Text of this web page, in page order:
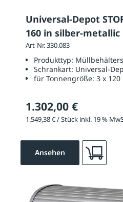
Universal-Depot
160 in silber-metallic
Art-Nr. 330.083
Produkttyp:
Schrankart: Universal-
für Tonnengröße: 3 x
1.302,00 €
Ansehen